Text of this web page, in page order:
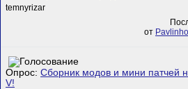
temnyrizar
от Pavlinho
Опрос: Сборник модов и мини патчей
V!